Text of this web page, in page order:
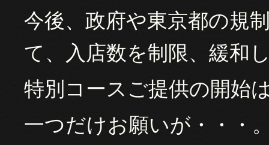
今後、政府や東京都の規
て、入店数を制限、緩和
特別コースご提供の開始
一つだけお願いが・・・